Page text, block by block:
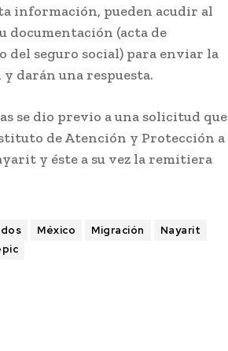
información, pueden acudir al
documentación (acta de
seguro social) para enviar la
darán una respuesta.
se dio previo a una solicitud que
de Atención y Protección a
y éste a su vez la remitiera
México Migración
Nayarit